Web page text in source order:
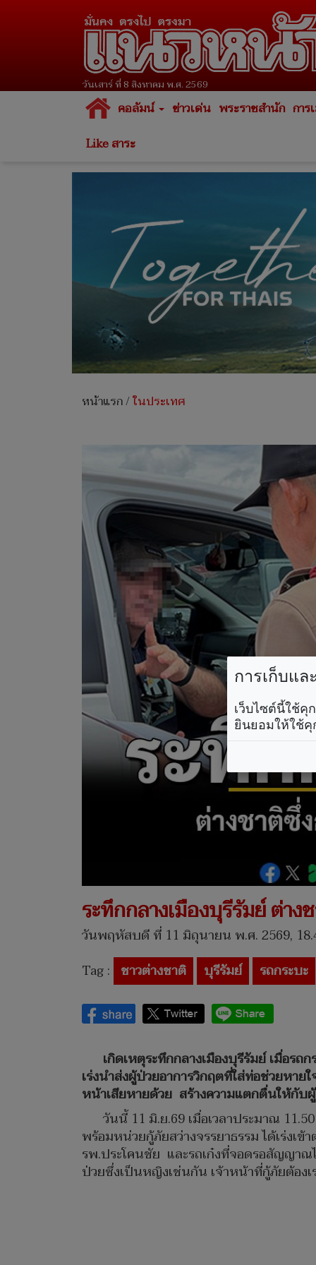
วันเสาร์ ที่ 8 สิงหาคม พ.ศ. 2569
คอลัมน์ ข่าวเด่น พระราชสำนัก การ
Like สาระ
หน้าแรก/ในประเทศ
ระทึกกลางเมืองบุรีรัมย์ ต่า
วันพฤหัสบดี ที่ 11 มิถุนายน พ.ศ. 2569,
Tag : ชาวต่างชาติ บุรีรัมย์ รถกระบะ
เกิดเหตุระทึกกลางเมืองบุรีรัมย์ เมื่อร
เร่งนำส่งผู้ป่วยอาการวิกฤตที่ใส่ท่อช่วยหา
หน้าเสียหายด้วย สร้างความแตกตื่นให้กับ
วันนี้ 11 มิ.ย.69 เมื่อเวลาประมาณ
พร้อมหน่วยกู้ภัยสว่างจรรยาธรรม ได้เร่งเ
รพ.ประโคนชัย และรถเก๋งที่จอดรอสัญญ
ป่วยซึ่งเป็นหญิงเช่นกัน เจ้าหน้าที่กู้ภัยต้อง
การเก็บแล
เว็บไซต์นี้ใช้คุ
ยินยอมให้ใช้คุ